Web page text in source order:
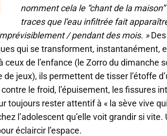
nomment cela le “chant de la
traces que l’eau infiltrée fait
/ pendant des mois. »Des
qui se transforment, instantanément,
ceux de l’enfance (le Zorro du dimanche
de jeux), ils permettent de tisser l’étoffe
le froid, l’épuisement, les fissures
toujours rester attentif à « la sève vive
l’adolescent qu’elle voit grandir si vite.
éclaircir l’espace.